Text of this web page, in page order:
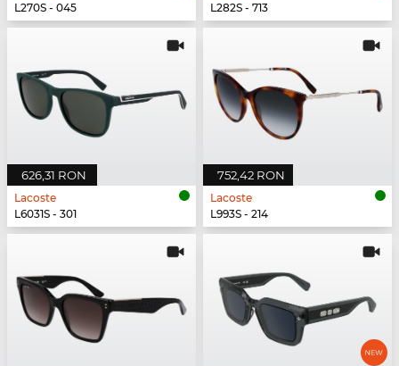
L270S - 045
L282S - 713
626,31 RON
Lacoste
L6031S - 301
752,42 RON
Lacoste
L993S - 214